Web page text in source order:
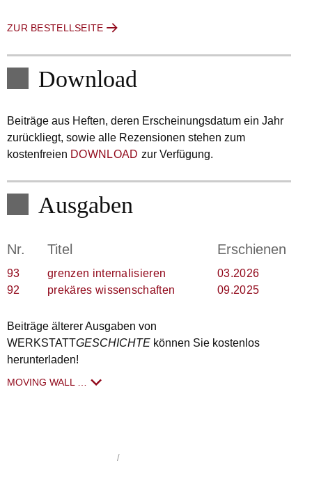
ZUR BESTELLSEITE
Download
Beiträge aus Heften, deren Erscheinungsdatum ein Jahr
zurückliegt, sowie alle Rezensionen stehen zum
kostenfreien DOWNLOAD zur Verfügung.
Ausgaben
Nr. Titel Erschienen
93 grenzen internalisieren
03.2026
92
prekäres wissenschaften 09.2025
Beiträge älterer Ausgaben von
WERKSTATTGESCHICHTE können Sie kostenlos
herunterladen!
MOVING WALL …